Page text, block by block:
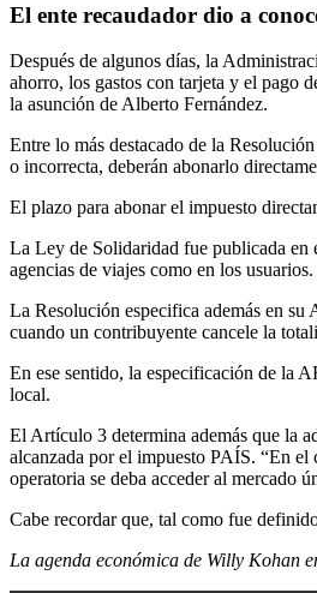
El ente recaudador dio a
Después de algunos días, la
ahorro, los gastos con tarjeta y el pago
la asunción de Alberto Fernández.
Entre lo más destacado de la
o incorrecta, deberán abonarlo
El plazo para abonar el impuesto
La Ley de Solidaridad fue publicada en
agencias de viajes como en los usuarios.
La Resolución especifica además en su
cuando un contribuyente cancele la
En ese sentido, la especificación de la
local.
El Artículo 3 determina además que la
alcanzada por el impuesto PAÍS. “En el
operatoria se deba acceder al mercado
Cabe recordar que, tal como fue
La agenda económica de Willy Kohan